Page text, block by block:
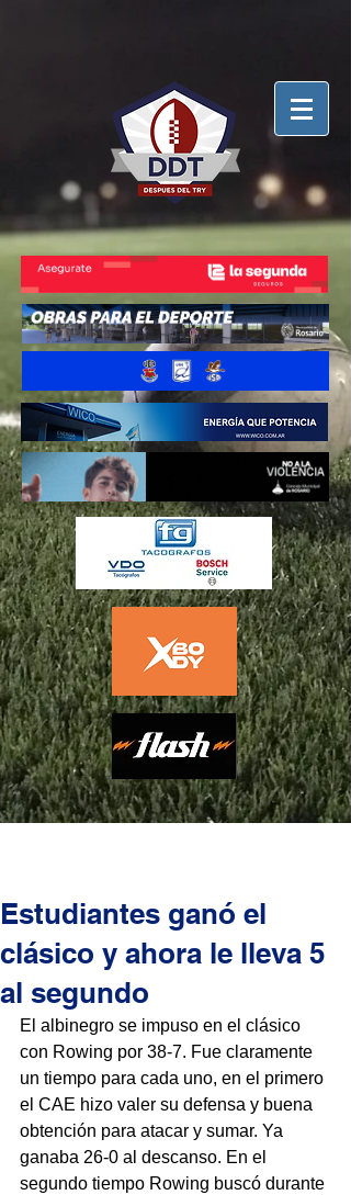
Estudiantes ganó el
clásico y ahora le lleva 5
al segundo
El albinegro se impuso en el clásico
con Rowing por 38-7. Fue claramente
un tiempo para cada uno, en el primero
el CAE hizo valer su defensa y buena
obtención para atacar y sumar. Ya
ganaba 26-0 al descanso. En el
segundo tiempo Rowing buscó durante